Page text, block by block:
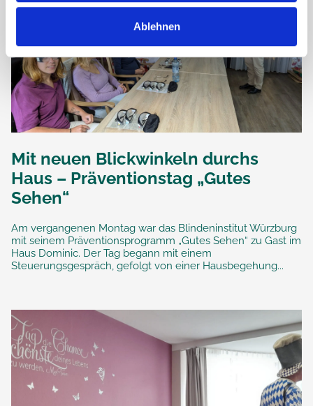
Ablehnen
Mit neuen Blickwinkeln durchs
Haus – Präventionstag „Gutes
Sehen“
Am vergangenen Montag war das Blindeninstitut Würzburg
mit seinem Präventionsprogramm „Gutes Sehen“ zu Gast im
Haus Dominic. Der Tag begann mit einem
Steuerungsgespräch, gefolgt von einer Hausbegehung...